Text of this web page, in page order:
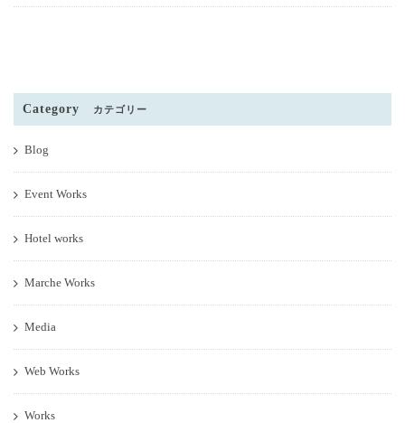
Category カテゴリー
Blog
Event Works
Hotel works
Marche Works
Media
Web Works
Works